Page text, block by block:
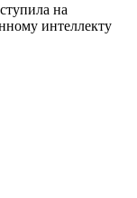
на
интеллекту